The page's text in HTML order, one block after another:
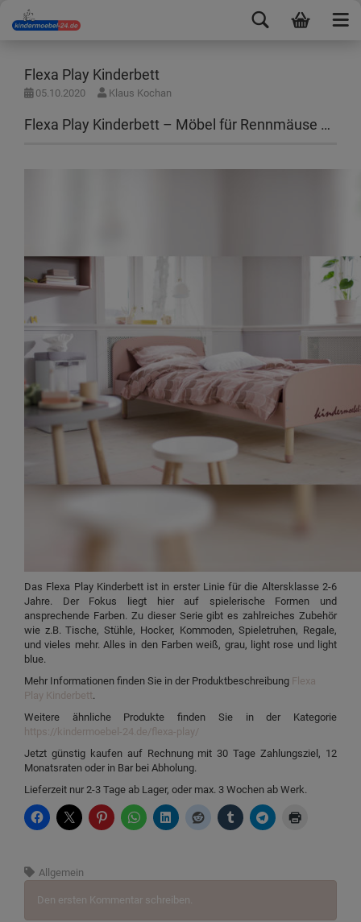
Flexa Play Kinderbett
05.10.2020 Klaus Kochan
Flexa Play Kinderbett – Möbel für Rennmäuse …
Das Flexa Play Kinderbett ist in erster Linie für die Altersklasse 2-6
Jahre. Der Fokus liegt hier auf spielerische Formen und
ansprechende Farben. Zu dieser Serie gibt es zahlreiches Zubehör
wie z.B. Tische, Stühle, Hocker, Kommoden, Spieletruhen, Regale,
und vieles mehr. Alles in den Farben weiß, grau, light rose und light
blue.
Mehr Informationen finden Sie in der Produktbeschreibung Flexa
Play Kinderbett.
Weitere ähnliche Produkte finden Sie in der Kategorie
https://kindermoebel-24.de/flexa-play/
Jetzt günstig kaufen auf Rechnung mit 30 Tage Zahlungsziel, 12
Monatsraten oder in Bar bei Abholung.
Lieferzeit nur 2-3 Tage ab Lager, oder max. 3 Wochen ab Werk.
Allgemein
Den ersten Kommentar schreiben.